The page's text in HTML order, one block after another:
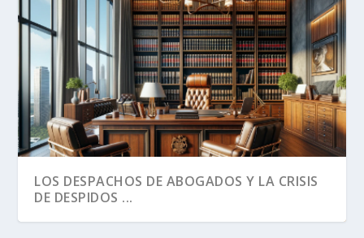
LOS DESPACHOS DE ABOGADOS Y LA CRISIS
DE DESPIDOS ...